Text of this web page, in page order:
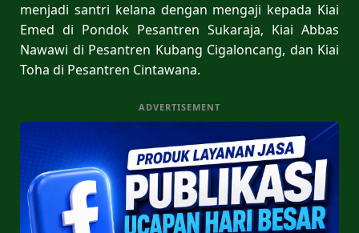
menjadi santri kelana dengan mengaji kepada Kiai
Emed di Pondok Pesantren Sukaraja, Kiai Abbas
Nawawi di Pesantren Kubang Cigaloncang, dan Kiai
Toha di Pesantren Cintawana.
ADVERTISEMENT